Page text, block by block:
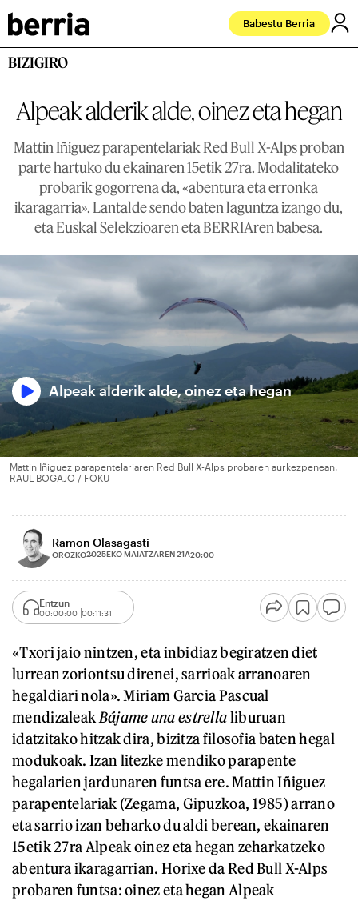
Babestu Berria
BIZIGIRO
Alpeak alderik alde, oinez eta hegan
Mattin Iñiguez parapentelariak Red Bull X-Alps proban
parte hartuko du ekainaren 15etik 27ra. Modalitateko
probarik gogorrena da, «abentura eta erronka
ikaragarria». Lantalde sendo baten laguntza izango du,
eta Euskal Selekzioaren eta BERRIAren babesa.
Alpeak alderik alde, oinez eta hegan
Mattin Iñiguez parapentelariaren Red Bull X-Alps probaren aurkezpenean.
RAUL BOGAJO / FOKU
Ramon Olasagasti
OROZKO2025EKO MAIATZAREN 21A20:00
Entzun
00:00:00 00:11:31
«Txori jaio nintzen, eta inbidiaz begiratzen diet
lurrean zoriontsu direnei, sarrioak arranoaren
hegaldiari nola». Miriam Garcia Pascual
mendizaleak Bájame una estrellaliburuan
idatzitako hitzak dira, bizitza filosofia baten hegal
modukoak. Izan litezke mendiko parapente
hegalarien jardunaren funtsa ere. Mattin Iñiguez
parapentelariak (Zegama, Gipuzkoa, 1985) arrano
eta sarrio izan beharko du aldi berean, ekainaren
15etik 27ra Alpeak oinez eta hegan zeharkatzeko
abentura ikaragarrian. Horixe da Red Bull X-Alps
probaren funtsa: oinez eta hegan Alpeak